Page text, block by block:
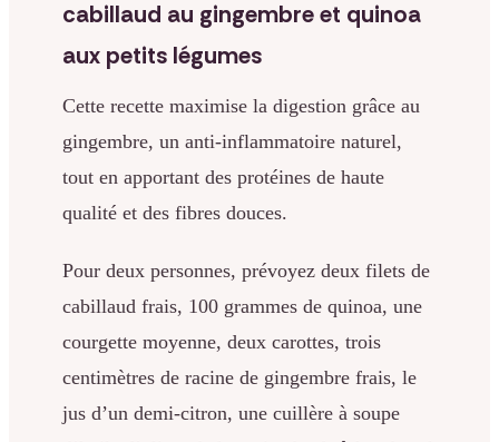
cabillaud au gingembre et quinoa
aux petits légumes
Cette recette maximise la digestion grâce au
gingembre, un anti-inflammatoire naturel,
tout en apportant des protéines de haute
qualité et des fibres douces.
Pour deux personnes, prévoyez deux filets de
cabillaud frais, 100 grammes de quinoa, une
courgette moyenne, deux carottes, trois
centimètres de racine de gingembre frais, le
jus d’un demi-citron, une cuillère à soupe